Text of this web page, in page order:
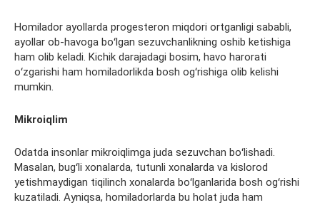
Homilador ayollarda progesteron miqdori ortganligi sababli,
ayollar ob-havoga boʻlgan sezuvchanlikning oshib ketishiga
ham olib keladi. Kichik darajadagi bosim, havo harorati
oʻzgarishi ham homiladorlikda bosh ogʻrishiga olib kelishi
mumkin.
Mikroiqlim
Odatda insonlar mikroiqlimga juda sezuvchan boʻlishadi.
Masalan, bugʻli xonalarda, tutunli xonalarda va kislorod
yetishmaydigan tiqilinch xonalarda boʻlganlarida bosh ogʻrishi
kuzatiladi. Ayniqsa, homiladorlarda bu holat juda ham